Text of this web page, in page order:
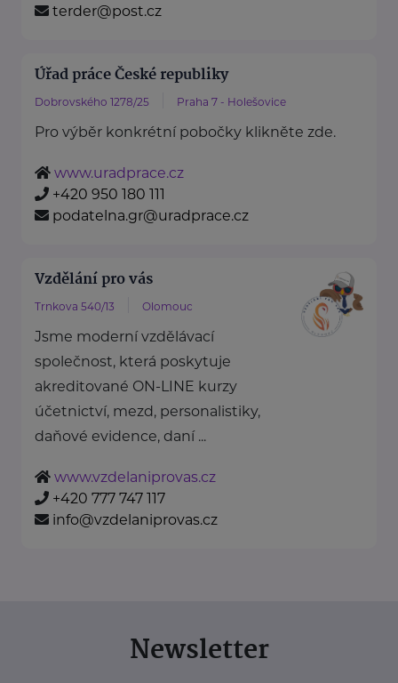
terder@post.cz
Úřad práce České republiky
Dobrovského 1278/25 Praha 7 - Holešovice
Pro výběr konkrétní pobočky klikněte zde.
www.uradprace.cz
+420 950 180 111
podatelna.gr@uradprace.cz
Vzdělání pro vás
Trnkova 540/13 Olomouc
Jsme moderní vzdělávací
společnost, která poskytuje
akreditované ON-LINE kurzy
účetnictví, mezd, personalistiky,
daňové evidence, daní ...
www.vzdelaniprovas.cz
+420 777 747 117
info@vzdelaniprovas.cz
Newsletter